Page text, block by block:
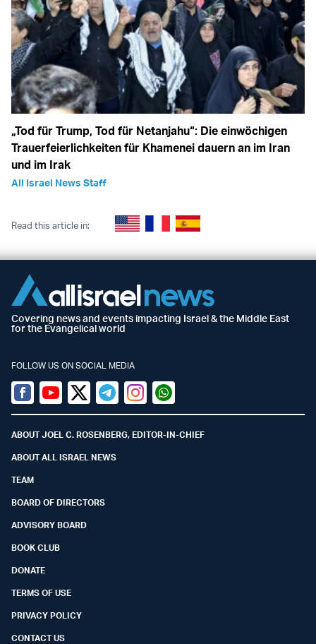
„Tod für Trump, Tod für Netanjahu“: Die einwöchigen
Trauerfeierlichkeiten für Khamenei dauern an im Iran
und im Irak
All Israel News Staff
Read this article in:
Covering news and events impacting Israel & the Middle East
for the Evangelical world
FOLLOW US ON SOCIAL MEDIA
Facebook
YoutubeTwitter (X)
TelegramInstagramWhatsapp
ABOUT JOEL C. ROSENBERG, EDITOR-IN-CHIEF
ABOUT ALL ISRAEL NEWS
TEAM
BOARD OF DIRECTORS
ADVISORY BOARD
BOOK CLUB
DONATE
TERMS OF USE
PRIVACY POLICY
CONTACT US